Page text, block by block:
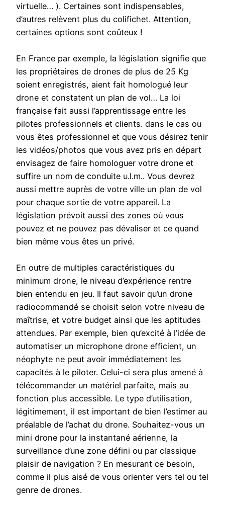
virtuelle… ). Certaines sont indispensables,
d’autres relèvent plus du colifichet. Attention,
certaines options sont coûteux !
En France par exemple, la législation signifie que
les propriétaires de drones de plus de 25 Kg
soient enregistrés, aient fait homologué leur
drone et constatent un plan de vol… La loi
française fait aussi l’apprentissage entre les
pilotes professionnels et clients. dans le cas ou
vous êtes professionnel et que vous désirez tenir
les vidéos/photos que vous avez pris en départ
envisagez de faire homologuer votre drone et
suffire un nom de conduite u.l.m.. Vous devrez
aussi mettre auprès de votre ville un plan de vol
pour chaque sortie de votre appareil. La
législation prévoit aussi des zones où vous
pouvez et ne pouvez pas dévaliser et ce quand
bien même vous êtes un privé.
En outre de multiples caractéristiques du
minimum drone, le niveau d’expérience rentre
bien entendu en jeu. Il faut savoir qu’un drone
radiocommandé se choisit selon votre niveau de
maîtrise, et votre budget ainsi que les aptitudes
attendues. Par exemple, bien qu’excité à l’idée de
automatiser un microphone drone efficient, un
néophyte ne peut avoir immédiatement les
capacités à le piloter. Celui-ci sera plus amené à
télécommander un matériel parfaite, mais au
fonction plus accessible. Le type d’utilisation,
légitimement, il est important de bien l’estimer au
préalable de l’achat du drone. Souhaitez-vous un
mini drone pour la instantané aérienne, la
surveillance d’une zone défini ou par classique
plaisir de navigation ? En mesurant ce besoin,
comme il plus aisé de vous orienter vers tel ou tel
genre de drones.